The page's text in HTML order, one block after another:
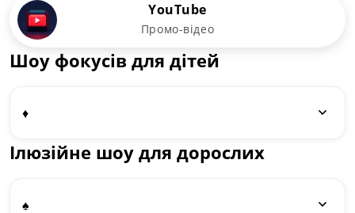
YouTube
Промо-відео
Шоу фокусів для дітей
♦️
Ілюзійне шоу для дорослих
♠️